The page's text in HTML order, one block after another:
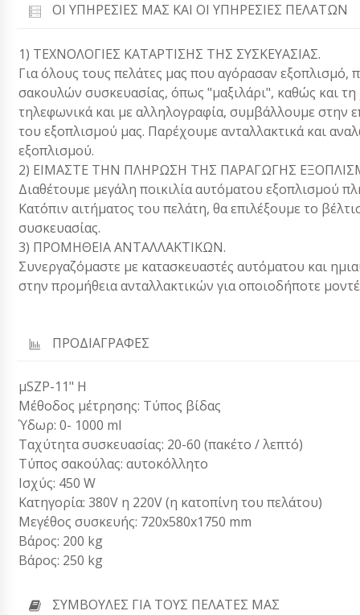
ΟΙ ΥΠΗΡΕΣΊΕΣ ΜΑΣ ΚΑΙ ΟΙ ΥΠΗΡΕΣΊΕΣ ΠΕΛΑΤΏΝ
1) ΤΕΧΝΟΛΟΓΙΕΣ ΚΑΤΑΡΤΙΣΗΣ ΤΗΣ ΣΥΣΚΕΥΑΣΙΑΣ.
Για όλους τους πελάτες μας που αγόρασαν εξοπλισμό,
σακουλών συσκευασίας, όπως "μαξιλάρι", καθώς και
τηλεφωνικά και με αλληλογραφία, συμβάλλουμε
του εξοπλισμού μας. Παρέχουμε ανταλλακτικά και
εξοπλισμού.
2) ΕΙΜΑΣΤΕ ΤΗΝ ΠΛΗΡΩΣΗ ΤΗΣ ΠΑΡΑΓΩΓΗΣ
Διαθέτουμε μεγάλη ποικιλία αυτόματου εξοπλισμού
Κατόπιν αιτήματος του πελάτη, θα επιλέξουμε το
συσκευασίας.
3) ΠΡΟΜΗΘΕΙΑ ΑΝΤΑΛΛΑΚΤΙΚΩΝ.
Συνεργαζόμαστε με κατασκευαστές αυτόματου και
στην προμήθεια ανταλλακτικών για οποιοδήποτε
ΠΡΟΔΙΑΓΡΑΦΕΣ
μSZP-11" Η
Μέθοδος μέτρησης: Τύπος βίδας
Ύδωρ: 0- 1000 ml
Ταχύτητα συσκευασίας: 20-60 (πακέτο / λεπτό)
Τύπος σακούλας: αυτοκόλλητο
Ισχύς: 450 W
Κατηγορία: 380V η 220V (η κατοπίνη του πελάτου)
Μεγέθος συσκευής: 720x580x1750 mm
Βάρος: 200 kg
Βάρος: 250 kg
ΣΥΜΒΟΥΛΈΣ ΓΙΑ ΤΟΥΣ ΠΕΛΆΤΕΣ ΜΑΣ